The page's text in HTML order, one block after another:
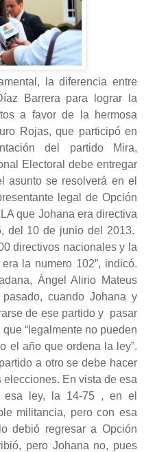
la diferencia entre
Barrera para lograr la
a favor de la hermosa
Rojas, que participó en
del partido Mira,
Electoral debe entregar
asunto se resolverá en el
legal de Opción
que Johana era directiva
del 10 de junio del 2013.
directivos nacionales y la
la numero 102”, indicó.
Ángel Alirio Mateus
cuando Johana y
de ese partido y pasar
“legalmente no pueden
el año que ordena la ley”.
a otro se debe hacer
En vista de esa
esa ley, la 14-75 , en el
militancia, pero con esa
debió regresar a Opción
pero Johana no, pues